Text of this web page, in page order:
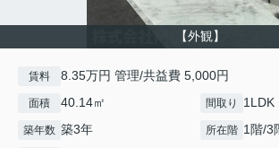
【外観】
賃料 8.35万円 管理/共益費 5,000円
面積 40.14㎡ 間取り 1LDK
築年数 築3年 所在階 1階/3